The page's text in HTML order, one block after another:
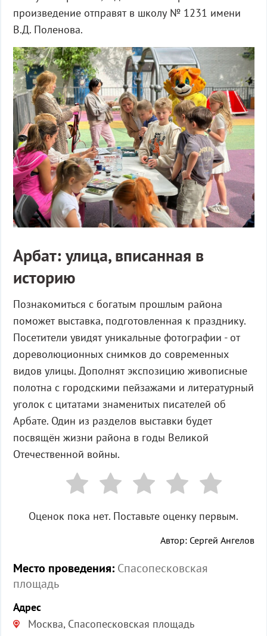
произведение отправят в школу № 1231 имени
В.Д. Поленова.
Арбат: улица, вписанная в
историю
Познакомиться с богатым прошлым района
поможет выставка, подготовленная к празднику.
Посетители увидят уникальные фотографии - от
дореволюционных снимков до современных
видов улицы. Дополнят экспозицию живописные
полотна с городскими пейзажами и литературный
уголок с цитатами знаменитых писателей об
Арбате. Один из разделов выставки будет
посвящён жизни района в годы Великой
Отечественной войны.
Оценок пока нет. Поставьте оценку первым.
Автор: Сергей Ангелов
Место проведения:Спасопесковская
площадь
Адрес
Москва, Спасопесковская площадь